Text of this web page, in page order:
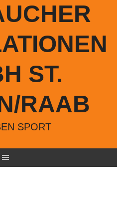
ST.
RAAB
SPORT